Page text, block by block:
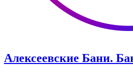
Алексеевские Бани.